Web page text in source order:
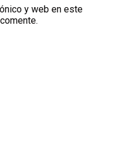
y web en este